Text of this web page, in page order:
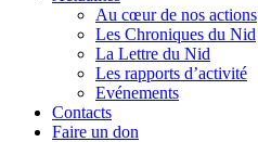
Au cœur de nos actions
Les Chroniques du Nid
La Lettre du Nid
Les rapports d’activité
Evénements
Contacts
Faire un don